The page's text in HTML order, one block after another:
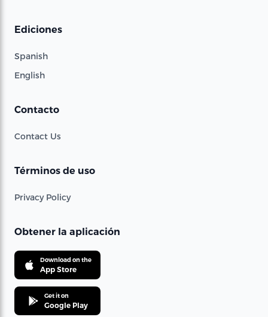
Ediciones
Spanish
English
Contacto
Contact Us
Términos de uso
Privacy Policy
Obtener la aplicación
Download on the
App Store
Get it on
Google Play